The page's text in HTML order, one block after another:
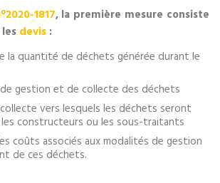
1817, la première mesure consiste
devis :
la quantité de déchets générée durant le
gestion et de collecte des déchets
vers lesquels les déchets seront
les constructeurs ou les sous-traitants
coûts associés aux modalités de gestion
de ces déchets.